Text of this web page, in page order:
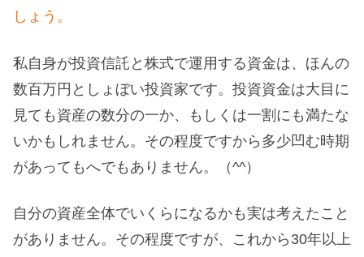
しょう。
私自身が投資信託と株式で運用する資金は、ほんの
数百万円としょぼい投資家です。投資資金は大目に
見ても資産の数分の一か、もしくは一割にも満たな
いかもしれません。その程度ですから多少凹む時期
があってもへでもありません。（^^）
自分の資産全体でいくらになるかも実は考えたこと
がありません。その程度ですが、これから30年以上